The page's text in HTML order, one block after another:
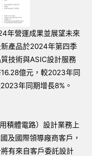
年營運成果並展望未來
產品於2024年第四季
技術與ASIC設計服務
億元，較2023年同
年同期增長8%。
積體電路）設計業務上
及國際領導廠商客戶，
有來自客戶委託設計